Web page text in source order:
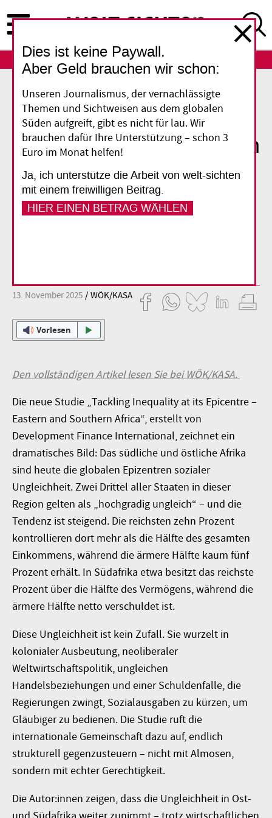
zum
Inhalt
ABO
Studie
Ungleichheit im südlichen
Afrika
Das südliche und östliche Afrika sind heute die
globalen Epizentren sozialer Ungleichheit. Zu
13. November 2025 WÖK/KASA
Vorlesen
Den vollständigen Artikel lesen Sie bei WÖK/KASA.
Die neue Studie „Tackling Inequality at its Epicentre –
Eastern and Southern Africa“, erstellt von
Development Finance International, zeichnet ein
dramatisches Bild: Das südliche und östliche Afrika
sind heute die globalen Epizentren sozialer
Ungleichheit. Zwei Drittel aller Staaten in dieser
Region gelten als „hochgradig ungleich“ – und die
Tendenz ist steigend. Die reichsten zehn Prozent
kontrollieren dort mehr als die Hälfte des gesamten
Einkommens, während die ärmere Hälfte kaum fünf
Prozent erhält. In Südafrika etwa besitzt das reichste
Prozent über die Hälfte des Vermögens, während die
ärmere Hälfte netto verschuldet ist.
Diese Ungleichheit ist kein Zufall. Sie wurzelt in
kolonialer Ausbeutung, neoliberaler
Weltwirtschaftspolitik, ungleichen
Handelsbeziehungen und einer Schuldenfalle, die
Regierungen zwingt, Sozialausgaben zu kürzen, um
Gläubiger zu bedienen. Die Studie ruft die
internationale Gemeinschaft dazu auf, endlich
strukturell gegenzusteuern – nicht mit Almosen,
sondern mit echter Gerechtigkeit.
Die Autor:innen zeigen, dass die Ungleichheit in Ost-
Dies ist keine Paywall.
Aber Geld brauchen wir schon:
Unseren Journalismus, der vernachlässigte
Themen und Sichtweisen aus dem globalen
Süden aufgreift, gibt es nicht für lau. Wir
brauchen dafür Ihre Unterstützung – schon 3
Euro im Monat helfen!
Ja, ich unterstütze die Arbeit von welt-sichten
mit einem freiwilligen Beitrag.
HIER EINEN BETRAG WÄHLEN